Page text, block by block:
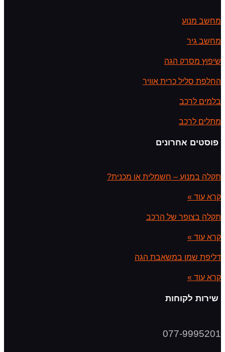
מחשב מנוע
מחשב גיר
שיפוץ מסרק הגה
החלפת סליל כרית אוויר
בלמים לרכב
מתלים לרכב
פוסטים אחרונים
תקלה במנוע – חשמלית או מכנית?
קרא עוד »
תקלה בצופר של הרכב
קרא עוד »
דליפת שמן במשאבת הגה
קרא עוד »
שירות לקוחות
077-9995201